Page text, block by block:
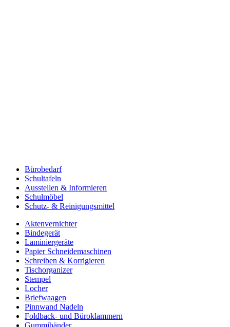
Bürobedarf
Schultafeln
Ausstellen & Informieren
Schulmöbel
Schutz- & Reinigungsmittel
Aktenvernichter
Bindegerät
Laminiergeräte
Papier Schneidemaschinen
Schreiben & Korrigieren
Tischorganizer
Stempel
Locher
Briefwaagen
Pinnwand Nadeln
Foldback- und Büroklammern
Gummibänder